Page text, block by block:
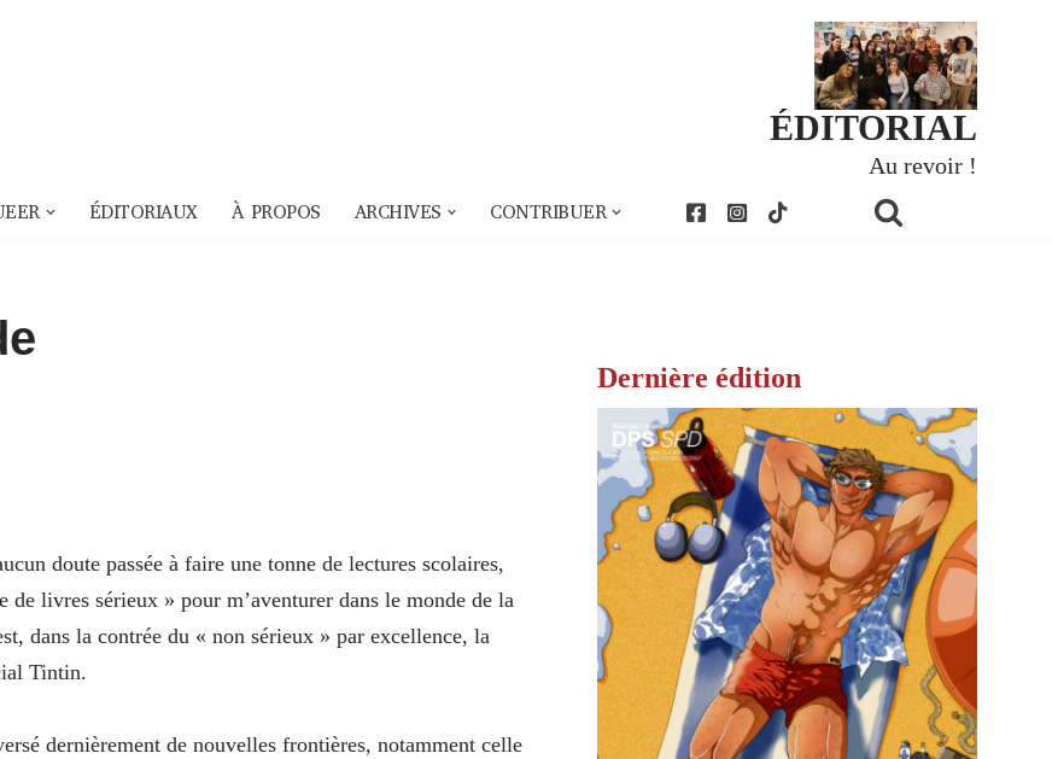
ÉDITORIAL
Au revoir !
ÉDITORIAUX À PROPOS ARCHIVES CONTRIBUER
doute passée à faire une tonne de lectures scolaires,
livres sérieux » pour m’aventurer dans le monde de la
dans la contrée du « non sérieux » par excellence, la
Tintin.
dernièrement de nouvelles frontières, notamment celle
Dernière édition